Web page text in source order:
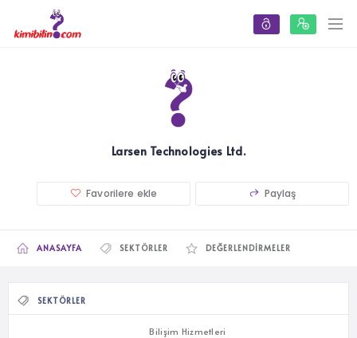
Larsen Technologies Ltd.
Favorilere ekle Paylaş
ANASAYFA SEKTÖRLER DEĞERLENDIRMELER
SEKTÖRLER
Bilişim Hizmetleri